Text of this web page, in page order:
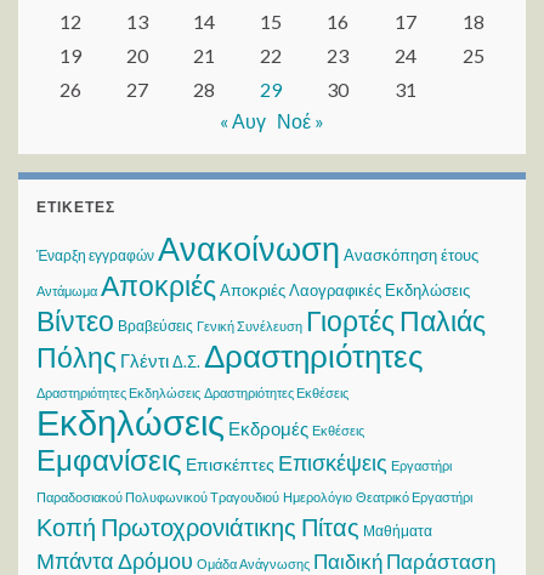
12
13 14 15 16 17
18
19
20 21 22 23 24
25
26
27 28 29 30
31
« Αυγ Νοέ »
ΕΤΙΚΈΤΕΣ
Έναρξη εγγραφών Ανακοίνωση Ανασκόπηση έτους
Αντάμωμα Αποκριές Αποκριές Λαογραφικές Εκδηλώσεις
Βίντεο Βραβεύσεις Γενική Συνέλευση Γιορτές Παλιάς
Πόλης ΓλέντιΔ.Σ. Δραστηριότητες
Δραστηριότητες Εκδηλώσεις Δραστηριότητες Εκθέσεις
Εκδηλώσεις Εκδρομές Εκθέσεις
Εμφανίσεις Επισκέπτες Επισκέψεις Εργαστήρι
Παραδοσιακού Πολυφωνικού Τραγουδιού Ημερολόγιο Θεατρικό Εργαστήρι
Κοπή Πρωτοχρονιάτικης Πίτας Μαθήματα
Μπάντα Δρόμου Ομάδα Ανάγνωσης Παιδική Παράσταση